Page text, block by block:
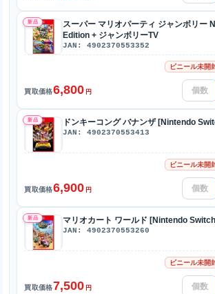
新品
スーパー マリオパーティ ジャンボリー
Edition + ジャンボリーTV
JAN: 4902370553352
ビニール未開
買取価格6,800 円
新品 ドンキーコング バナンザ [Nintendo
JAN: 4902370553413
ビニール未開
買取価格6,900 円
新品 マリオカート ワールド [Nintendo
JAN: 4902370553260
ビニール未開
買取価格7,500 円